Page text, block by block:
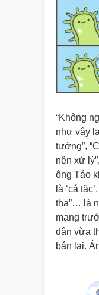
“Không
như vậy
tướng”,
nên xử
ông Táo
là ‘cá
tha”… là
mạng
dân vừa
bán lại.